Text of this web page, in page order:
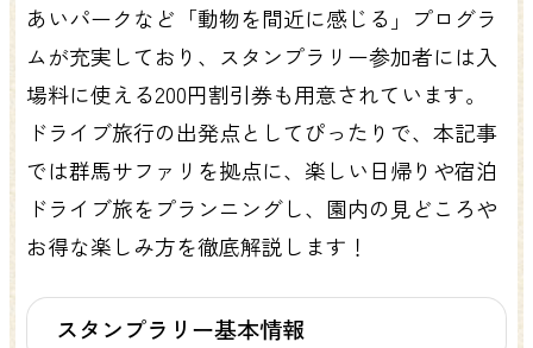
あいパークなど「動物を間近に感じる」プログラ
ムが充実しており、スタンプラリー参加者には入
場料に使える200円割引券も用意されています。
ドライブ旅行の出発点としてぴったりで、本記事
では群馬サファリを拠点に、楽しい日帰りや宿泊
ドライブ旅をプランニングし、園内の見どころや
お得な楽しみ方を徹底解説します！
スタンプラリー基本情報